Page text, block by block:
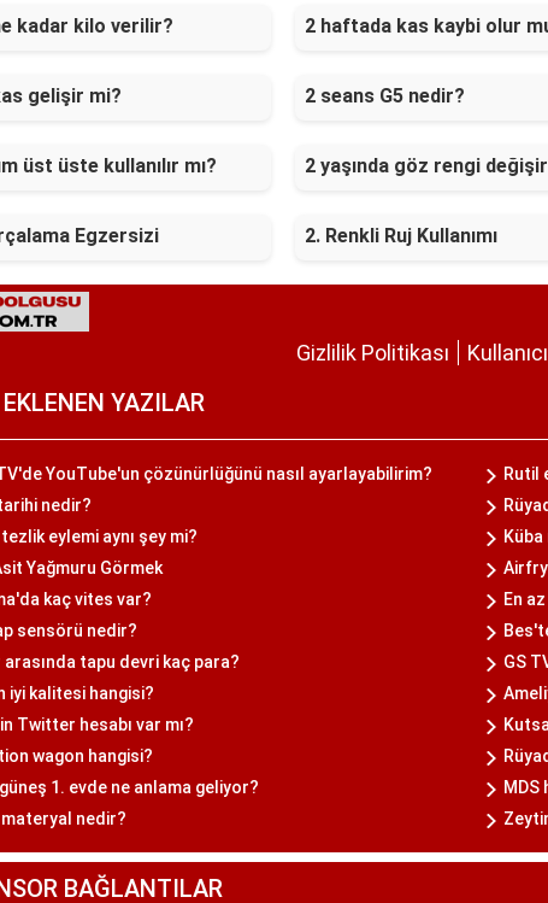
kadar kilo verilir? 2 haftada kas kaybi olur
gelişir mi? 2 seans G5 nedir?
üst üste kullanılır mı? 2 yaşında göz rengi
Egzersizi 2. Renkli Ruj Kullanımı
Gizlilik Politikası
YAZILAR
YouTube'un çözünürlüğünü nasıl ayarlayabilirim?
Rutil
nedir?
eylemi aynı şey mi?
Yağmuru Görmek
kaç vites var?
En
sensörü nedir?
tapu devri kaç para?
GS
iyi kalitesi hangisi?
Twitter hesabı var mı?
wagon hangisi?
1. evde ne anlama geliyor?
MDS
nedir?
BAĞLANTILAR